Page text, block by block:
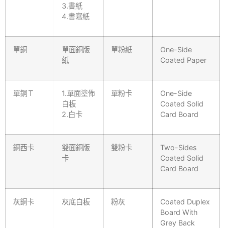
3.書紙
4.書寫紙
單銅
單面銅版
紙
單粉紙
One-Side
Coated Paper
單銅Ｔ
1.單面塗佈
白板
2.白卡
單粉卡
One-Side
Coated Solid
Card Board
銅西卡
雙面銅版
卡
雙粉卡
Two-Sides
Coated Solid
Card Board
灰銅卡 灰底白板 粉灰
Coated Duplex
Board With
Grey Back